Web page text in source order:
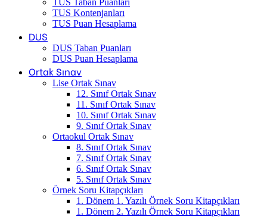
TUS Taban Puanları
TUS Kontenjanları
TUS Puan Hesaplama
DUS
DUS Taban Puanları
DUS Puan Hesaplama
Ortak Sınav
Lise Ortak Sınav
12. Sınıf Ortak Sınav
11. Sınıf Ortak Sınav
10. Sınıf Ortak Sınav
9. Sınıf Ortak Sınav
Ortaokul Ortak Sınav
8. Sınıf Ortak Sınav
7. Sınıf Ortak Sınav
6. Sınıf Ortak Sınav
5. Sınıf Ortak Sınav
Örnek Soru Kitapçıkları
1. Dönem 1. Yazılı Örnek Soru Kitapçıkları
1. Dönem 2. Yazılı Örnek Soru Kitapçıkları